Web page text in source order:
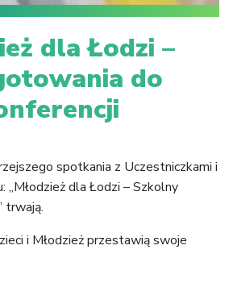
dla Łodzi –
do
spotkania z Uczestniczkami i
„Młodzież dla Łodzi – Szkolny
trwają.
i Młodzież przestawią swoje